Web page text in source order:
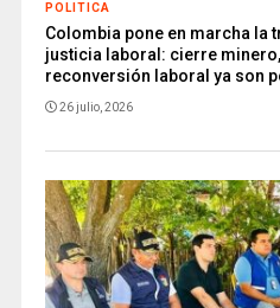
POLITICA
Colombia pone en marcha la
justicia laboral: cierre
reconversión laboral ya son
26 julio, 2026